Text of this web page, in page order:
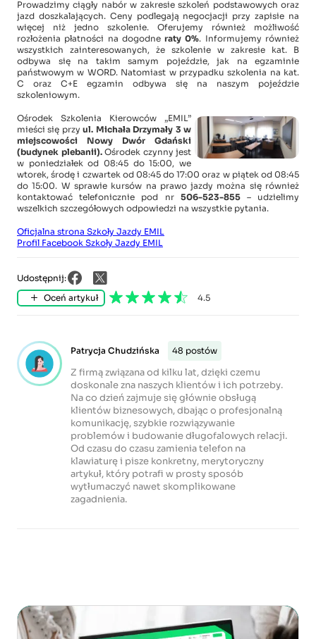
Prowadzimy ciągły nabór w zakresie szkoleń podstawowych oraz
jazd doszkalających. Ceny podlegają negocjacji przy zapisie na
więcej niż jedno szkolenie. Oferujemy również możliwość
rozłożenia płatności na dogodneraty 0%. Informujemy również
wszystkich zainteresowanych, że szkolenie w zakresie kat. B
odbywa się na takim samym pojeździe, jak na egzaminie
państwowym w WORD. Natomiast w przypadku szkolenia na kat.
C oraz C+E egzamin odbywa się na naszym pojeździe
szkoleniowym.
Ośrodek Szkolenia Kierowców „EMIL”
mieści się przyul. Michała Drzymały 3 w
miejscowości Nowy Dwór Gdański
(budynek plebanii). Ośrodek czynny jest
w poniedziałek od 08:45 do 15:00, we
wtorek, środę i czwartek od 08:45 do 17:00 oraz w piątek od 08:45
do 15:00. W sprawie kursów na prawo jazdy można się również
kontaktować telefonicznie pod nr 506-523-855 – udzielimy
wszelkich szczegółowych odpowiedzi na wszystkie pytania.
Oficjalna strona Szkoły Jazdy EMIL
Profil Facebook Szkoły Jazdy EMIL
Udostępnij:
Oceń artykuł
4.5
Patrycja Chudzińska 48 postów
Z firmą związana od kilku lat, dzięki czemu
doskonale zna naszych klientów i ich potrzeby.
Na co dzień zajmuje się głównie obsługą
klientów biznesowych, dbając o profesjonalną
komunikację, szybkie rozwiązywanie
problemów i budowanie długofalowych relacji.
Od czasu do czasu zamienia telefon na
klawiaturę i pisze konkretny, merytoryczny
artykuł, który potrafi w prosty sposób
wytłumaczyć nawet skomplikowane
zagadnienia.